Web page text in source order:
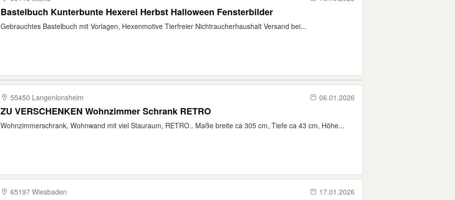
Bastelbuch Kunterbunte Hexerei Herbst Halloween Fensterbilder
Gebrauchtes Bastelbuch mit Vorlagen, Hexenmotive Tierfreier Nichtraucherhaushalt Versand bei...
55450 Langenlonsheim 06.01.2026
ZU VERSCHENKEN Wohnzimmer Schrank RETRO
Wohnzimmerschrank, Wohnwand mit viel Stauraum, RETRO.. Maße breite ca 305 cm, Tiefe ca 43 cm, Höhe...
65197 Wiesbaden 17.01.2026